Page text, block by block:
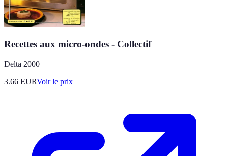
Recettes aux micro-ondes - Collectif
Delta 2000
3.66 EURVoir le prix